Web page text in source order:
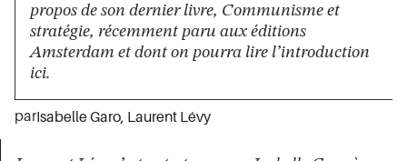
propos de son dernier livre, Communisme et
stratégie, récemment paru aux éditions
Amsterdam et dont on pourra lire l’introduction
ici.
parIsabelle Garo, Laurent Lévy